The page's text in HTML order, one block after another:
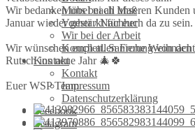
Möbel nach Maß
Vorher / Nachher
Wir bei der Arbeit
Komplett. Sanierung von den
Kontakt
Kontakt
Impressum
Datenschutzerklärung
Facebook
Instagram
Wir bedanken uns bei all unseren Kunden
Januar wieder gestärkt für euch da zu sein.
Wir wünschen euch allen Frohe
Rutsch ins neue Jahr 🎄🍀
Euer WSP Team